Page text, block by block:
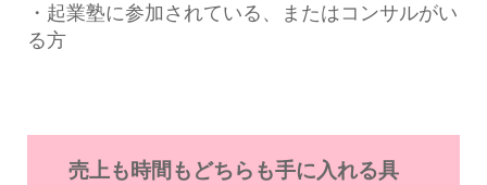
・起業塾に参加されている、またはコンサルがい
る方
売上も時間もどちらも手に入れる具